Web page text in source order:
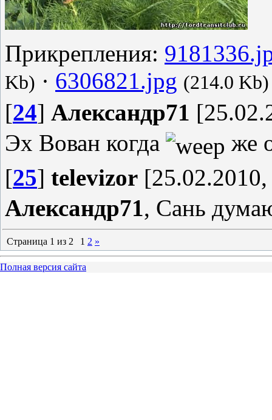
Прикрепления:
Kb) · 6306821.jpg (214.0 Kb)
[24] Александр71
Эх Вован когда
же
[25] televizor
Александр71, Сань
Страница 1 из 2 1 2 »
Полная версия сайта